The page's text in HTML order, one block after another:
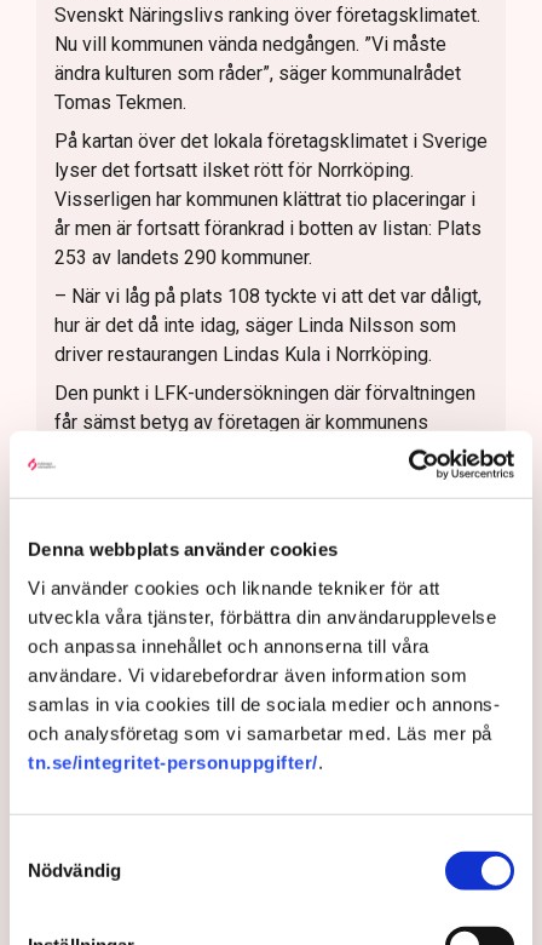
Denna webbplats använder cookies
Vi använder cookies och liknande tekniker för att
utveckla våra tjänster, förbättra din användarupplevelse
och anpassa innehållet och annonserna till våra
användare. Vi vidarebefordrar även information som
samlas in via cookies till de sociala medier och annons-
och analysföretag som vi samarbetar med. Läs mer på
tn.se/integritet-personuppgifter/.
Nödvändig
Svenskt Näringslivs ranking över företagsklimatet.
Nu vill kommunen vända nedgången. ”Vi måste
ändra kulturen som råder”, säger kommunalrådet
Tomas Tekmen.
På kartan över det lokala företagsklimatet i Sverige
lyser det fortsatt ilsket rött för Norrköping.
Visserligen har kommunen klättrat tio placeringar i
år men är fortsatt förankrad i botten av listan: Plats
253 av landets 290 kommuner.
– När vi låg på plats 108 tyckte vi att det var dåligt,
hur är det då inte idag, säger Linda Nilsson som
driver restaurangen Lindas Kula i Norrköping.
Den punkt i LFK-undersökningen där förvaltningen
får sämst betyg av företagen är kommunens
service och bemötande, något som Tomas Tekmen,
hårdare och vara mer lyhörda. Det är alltid synd när
företagen, som ju är motorn i samhället, hamnar i
problem och situationer i förhållande till
kommunen, så vi har definitivt en resa att göra,
säger han.
Johan Gustafsson, regionchef för Svenskt
Näringsliv i Östergötland håller med.
– Kommunen har höjt ambitionerna och gör mer rätt
tid att återvinna företagens förtroende.